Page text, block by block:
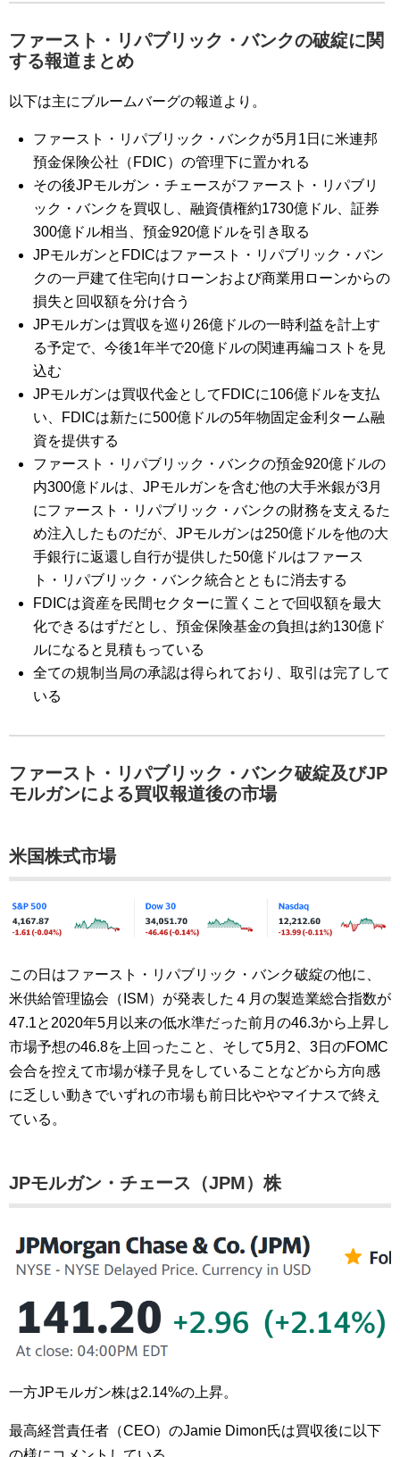
ファースト・リパブリック・バンクの破綻に関
する報道まとめ
以下は主にブルームバーグの報道より。
ファースト・リパブリック・バンクが5月1日に米連邦
預金保険公社（FDIC）の管理下に置かれる
その後JPモルガン・チェースがファースト・リパブリ
ック・バンクを買収し、融資債権約1730億ドル、証券
300億ドル相当、預金920億ドルを引き取る
JPモルガンとFDICはファースト・リパブリック・バン
クの一戸建て住宅向けローンおよび商業用ローンからの
損失と回収額を分け合う
JPモルガンは買収を巡り26億ドルの一時利益を計上す
る予定で、今後1年半で20億ドルの関連再編コストを見
込む
JPモルガンは買収代金としてFDICに106億ドルを支払
い、FDICは新たに500億ドルの5年物固定金利ターム融
資を提供する
ファースト・リパブリック・バンクの預金920億ドルの
内300億ドルは、JPモルガンを含む他の大手米銀が3月
にファースト・リパブリック・バンクの財務を支えるた
め注入したものだが、JPモルガンは250億ドルを他の大
手銀行に返還し自行が提供した50億ドルはファース
ト・リパブリック・バンク統合とともに消去する
FDICは資産を民間セクターに置くことで回収額を最大
化できるはずだとし、預金保険基金の負担は約130億ド
ルになると見積もっている
全ての規制当局の承認は得られており、取引は完了して
いる
ファースト・リパブリック・バンク破綻及びJP
モルガンによる買収報道後の市場
米国株式市場
この日はファースト・リパブリック・バンク破綻の他に、
米供給管理協会（ISM）が発表した４月の製造業総合指数が
47.1と2020年5月以来の低水準だった前月の46.3から上昇し
市場予想の46.8を上回ったこと、そして5月2、3日のFOMC
会合を控えて市場が様子見をしていることなどから方向感
に乏しい動きでいずれの市場も前日比ややマイナスで終え
ている。
JPモルガン・チェース（JPM）株
一方JPモルガン株は2.14%の上昇。
最高経営責任者（CEO）のJamie Dimon氏は買収後に以下